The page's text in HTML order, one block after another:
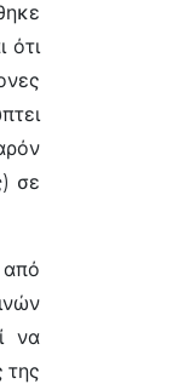
ότι
) σε
να
της